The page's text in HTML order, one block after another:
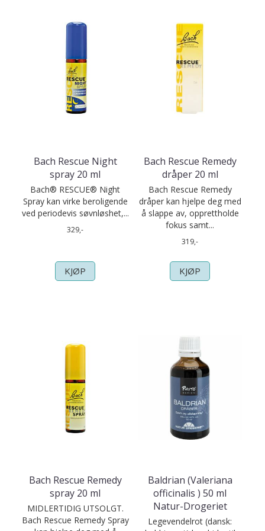
Bach Rescue Night
spray 20 ml
Bach® RESCUE® Night
Spray kan virke beroligende
ved periodevis søvnløshet,...
329,-
KJØP
Bach Rescue Remedy
dråper 20 ml
Bach Rescue Remedy
dråper kan hjelpe deg med
å slappe av, opprettholde
fokus samt...
319,-
KJØP
Bach Rescue Remedy
spray 20 ml
MIDLERTIDIG UTSOLGT.
Bach Rescue Remedy Spray
Baldrian (Valeriana
officinalis ) 50 ml
Natur-Drogeriet
Legevendelrot (dansk: